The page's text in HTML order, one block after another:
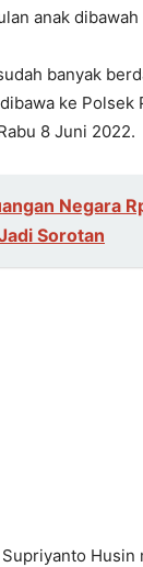
anak dibawah
banyak
ke Polsek
8 Juni 2022.
Negara
Sorotan
Husin